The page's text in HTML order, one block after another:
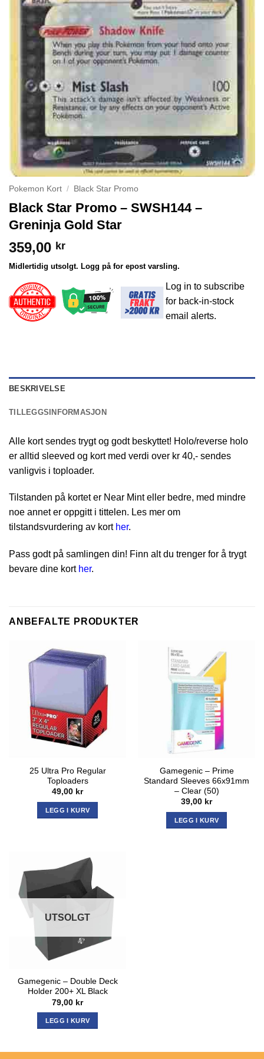
Pokemon Kort / Black Star Promo
Black Star Promo – SWSH144 –
Greninja Gold Star
359,00 kr
Midlertidig utsolgt. Logg på for epost varsling.
Log in to subscribe
for back-in-stock
email alerts.
BESKRIVELSE
TILLEGGSINFORMASJON
Alle kort sendes trygt og godt beskyttet! Holo/reverse holo
er alltid sleeved og kort med verdi over kr 40,- sendes
vanligvis i toploader.
Tilstanden på kortet er Near Mint eller bedre, med mindre
noe annet er oppgitt i tittelen. Les mer om
tilstandsvurdering av kort her.
Pass godt på samlingen din! Finn alt du trenger for å trygt
bevare dine kort her.
ANBEFALTE PRODUKTER
25 Ultra Pro Regular
Toploaders
49,00 kr
LEGG I KURV
Gamegenic – Prime
Standard Sleeves 66x91mm
– Clear (50)
39,00 kr
LEGG I KURV
UTSOLGT
Gamegenic – Double Deck
Holder 200+ XL Black
79,00 kr
LEGG I KURV